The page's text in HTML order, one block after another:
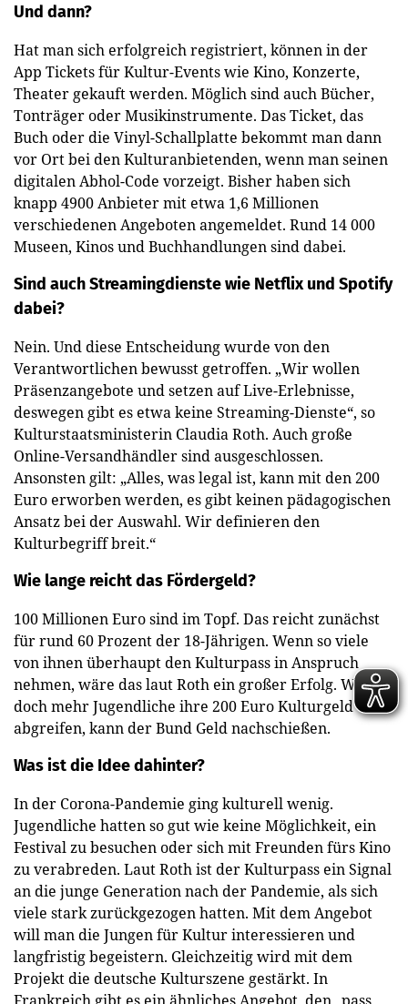
Und dann?
Hat man sich erfolgreich registriert, können in der
App Tickets für Kultur-Events wie Kino, Konzerte,
Theater gekauft werden. Möglich sind auch Bücher,
Tonträger oder Musikinstrumente. Das Ticket, das
Buch oder die Vinyl-Schallplatte bekommt man dann
vor Ort bei den Kulturanbietenden, wenn man seinen
digitalen Abhol-Code vorzeigt. Bisher haben sich
knapp 4900 Anbieter mit etwa 1,6 Millionen
verschiedenen Angeboten angemeldet. Rund 14 000
Museen, Kinos und Buchhandlungen sind dabei.
Sind auch Streamingdienste wie Netflix und Spotify
dabei?
Nein. Und diese Entscheidung wurde von den
Verantwortlichen bewusst getroffen. „Wir wollen
Präsenzangebote und setzen auf Live-Erlebnisse,
deswegen gibt es etwa keine Streaming-Dienste“, so
Kulturstaatsministerin Claudia Roth. Auch große
Online-Versandhändler sind ausgeschlossen.
Ansonsten gilt: „Alles, was legal ist, kann mit den 200
Euro erworben werden, es gibt keinen pädagogischen
Ansatz bei der Auswahl. Wir definieren den
Kulturbegriff breit.“
Wie lange reicht das Fördergeld?
100 Millionen Euro sind im Topf. Das reicht zunächst
für rund 60 Prozent der 18-Jährigen. Wenn so viele
von ihnen überhaupt den Kulturpass in Anspruch
nehmen, wäre das laut Roth ein großer Erfolg. Wenn
doch mehr Jugendliche ihre 200 Euro Kulturgeld
abgreifen, kann der Bund Geld nachschießen.
Was ist die Idee dahinter?
In der Corona-Pandemie ging kulturell wenig.
Jugendliche hatten so gut wie keine Möglichkeit, ein
Festival zu besuchen oder sich mit Freunden fürs Kino
zu verabreden. Laut Roth ist der Kulturpass ein Signal
an die junge Generation nach der Pandemie, als sich
viele stark zurückgezogen hatten. Mit dem Angebot
will man die Jungen für Kultur interessieren und
langfristig begeistern. Gleichzeitig wird mit dem
Projekt die deutsche Kulturszene gestärkt. In